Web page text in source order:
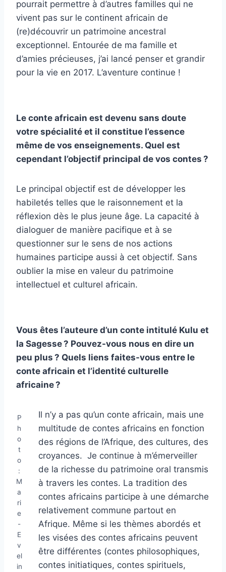
pourrait permettre à d’autres familles qui ne
vivent pas sur le continent africain de
(re)découvrir un patrimoine ancestral
exceptionnel. Entourée de ma famille et
d’amies précieuses, j’ai lancé penser et grandir
pour la vie en 2017. L’aventure continue !
Le conte africain est devenu sans doute
votre spécialité et il constitue l’essence
même de vos enseignements. Quel est
cependant l’objectif principal de vos contes ?
Le principal objectif est de développer les
habiletés telles que le raisonnement et la
réflexion dès le plus jeune âge. La capacité à
dialoguer de manière pacifique et à se
questionner sur le sens de nos actions
humaines participe aussi à cet objectif. Sans
oublier la mise en valeur du patrimoine
intellectuel et culturel africain.
Vous êtes l’auteure d’un conte intitulé Kulu et
la Sagesse ? Pouvez-vous nous en dire un
peu plus ? Quels liens faites-vous entre le
conte africain et l’identité culturelle
africaine ?
P
h
o
t
o
:
M
a
ri
e
-
E
v
el
in
Il n’y a pas qu’un conte africain, mais une
multitude de contes africains en fonction
des régions de l’Afrique, des cultures, des
croyances. Je continue à m’émerveiller
de la richesse du patrimoine oral transmis
à travers les contes. La tradition des
contes africains participe à une démarche
relativement commune partout en
Afrique. Même si les thèmes abordés et
les visées des contes africains peuvent
être différentes (contes philosophiques,
contes initiatiques, contes spirituels,